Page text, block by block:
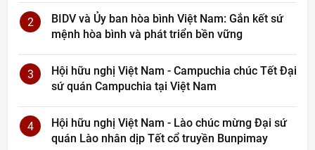
2
BIDV và Ủy ban hòa bình Việt Nam: Gắn kết sứ
mệnh hòa bình và phát triển bền vững
3
Hội hữu nghị Việt Nam - Campuchia chúc Tết Đại
sứ quán Campuchia tại Việt Nam
4
Hội hữu nghị Việt Nam - Lào chúc mừng Đại sứ
quán Lào nhân dịp Tết cổ truyền Bunpimay